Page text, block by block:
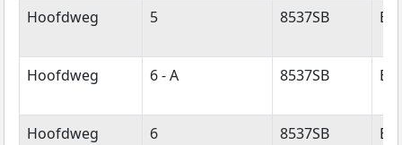
Hoofdweg 5 8537SB
Hoofdweg 6 - A 8537SB
Hoofdweg 6 8537SB